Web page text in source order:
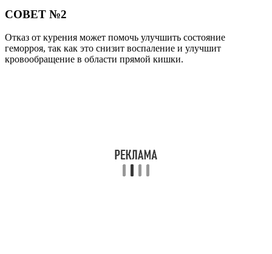
СОВЕТ №2
Отказ от курения может помочь улучшить состояние
геморроя, так как это снизит воспаление и улучшит
кровообращение в области прямой кишки.